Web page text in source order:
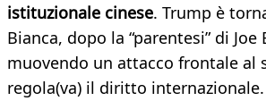
istituzionale cinese. Trump è
Bianca, dopo la “parentesi” di Joe
muovendo un attacco frontale al
regola(va) il diritto